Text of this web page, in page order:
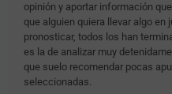
opinión y aportar información
que alguien quiera llevar algo en
pronosticar, todos los han
es la de analizar muy
que suelo recomendar pocas
seleccionadas.